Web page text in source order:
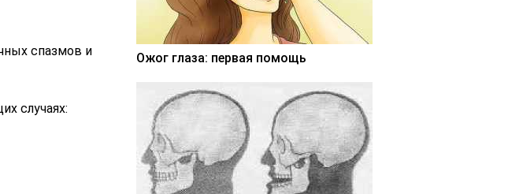
спазмов и
случаях:
Ожог глаза: первая помощь